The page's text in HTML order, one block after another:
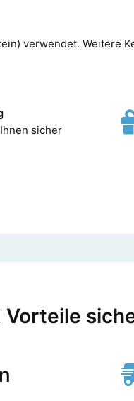
verwendet. Weitere
sicher
Vorteile